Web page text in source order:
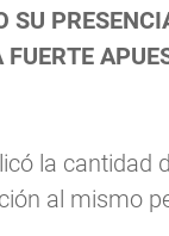
SU
la cantidad
al mismo